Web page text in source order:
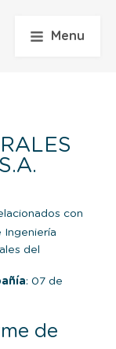
Menu
con
Ingeniería
del
: 07 de
de